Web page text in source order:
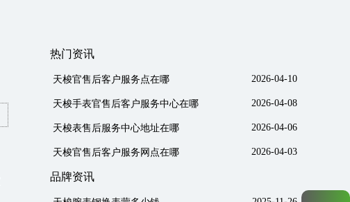
热门资讯
天梭官售后客户服务点在哪 2026-04-10
天梭手表官售后客户服务中心在哪 2026-04-08
天梭表售后服务中心地址在哪 2026-04-06
天梭官售后客户服务网点在哪 2026-04-03
品牌资讯